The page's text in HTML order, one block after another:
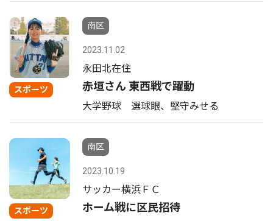
スポーツ
南区
2023.11.02
永田北在住
赤垣さん 東西戦で躍動
大学野球 選球眼、堅守みせる
スポーツ
南区
2023.10.19
サッカー横浜ＦＣ
ホーム戦に区民招待